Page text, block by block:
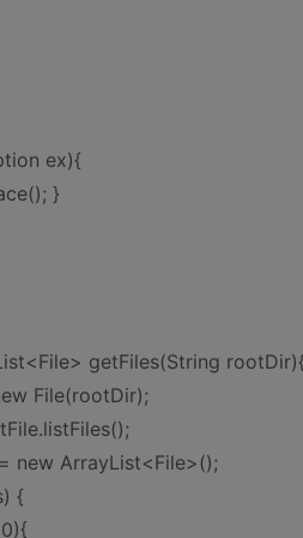
ex){
}
getFiles(String
File(rootDir);
new ArrayList<File>();
{